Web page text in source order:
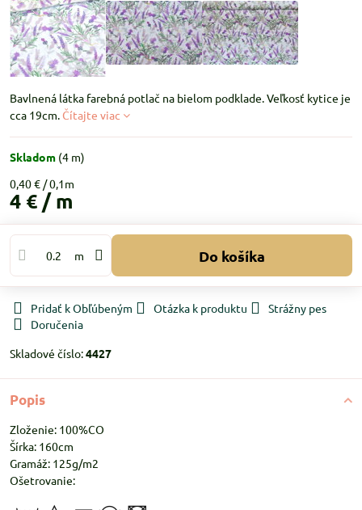
Bavlnená látka farebná potlač na bielom podklade. Veľkosť kytice je
cca 19cm. Čítajte viac
Skladom (4 m)
0,40 €
4 € / m
m Do košíka
Pridať k Obľúbeným Otázka k produktu
Strážny pes
Doručenia
Skladové číslo:4427
Popis
Zloženie: 100%CO
Šírka: 160cm
Gramáž: 125g/m2
Ošetrovanie: